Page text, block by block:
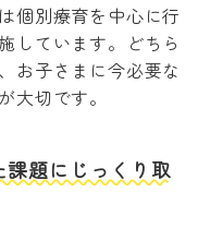
個別療育を中心に行
しています。どちら
お子さまに今必要な
大切です。
題にじっくり取